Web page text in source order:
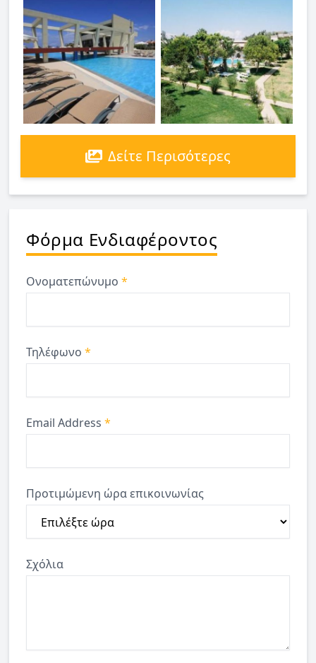
Δείτε Περισότερες
Φόρμα Ενδιαφέροντος
Ονοματεπώνυμο *
Τηλέφωνο *
Email Address *
Προτιμώμενη ώρα επικοινωνίας
Σχόλια